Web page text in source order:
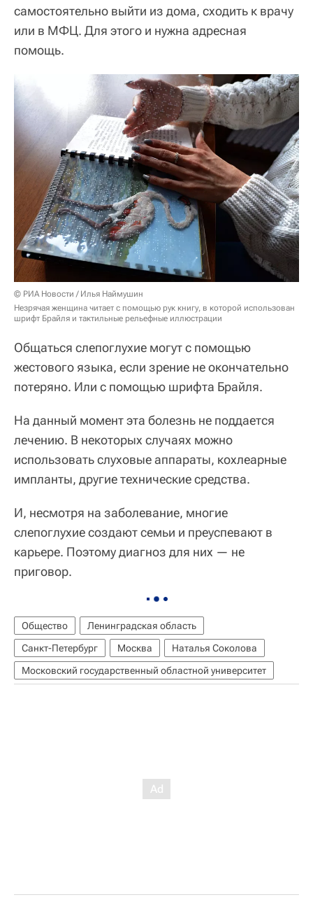
самостоятельно выйти из дома, сходить к врачу
или в МФЦ. Для этого и нужна адресная
помощь.
© РИА Новости / Илья Наймушин
Незрячая женщина читает с помощью рук книгу, в которой использован
шрифт Брайля и тактильные рельефные иллюстрации
Общаться слепоглухие могут с помощью
жестового языка, если зрение не окончательно
потеряно. Или с помощью шрифта Брайля.
На данный момент эта болезнь не поддается
лечению. В некоторых случаях можно
использовать слуховые аппараты, кохлеарные
импланты, другие технические средства.
И, несмотря на заболевание, многие
слепоглухие создают семьи и преуспевают в
карьере. Поэтому диагноз для них — не
приговор.
Общество
Ленинградская область
Санкт-Петербург
Москва
Наталья Соколова
Московский государственный областной университет